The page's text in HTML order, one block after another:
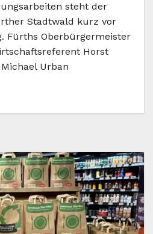
steht der
Stadtwald kurz vor
Fürths Oberbürgermeister
Horst
Urban